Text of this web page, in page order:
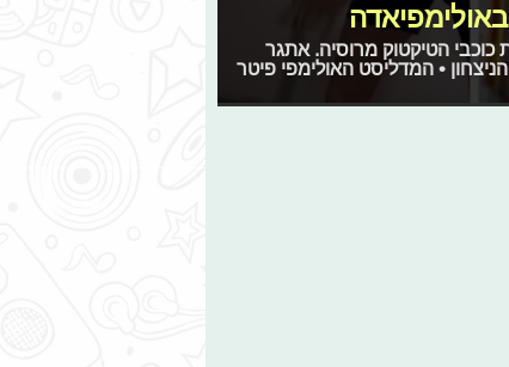
כוכבי הטיקטוק מרוסיה. אתגר
• המדליסט האולימפי פיטר